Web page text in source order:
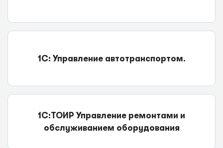
1С: Управление автотранспортом.
1С:ТОИР Управление ремонтами и
обслуживанием оборудования